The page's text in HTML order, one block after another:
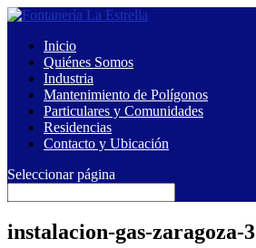
Inicio
Quiénes Somos
Industria
Mantenimiento de Polígonos
Particulares y Comunidades
Residencias
Contacto y Ubicación
Seleccionar página
instalacion-gas-zaragoza-3